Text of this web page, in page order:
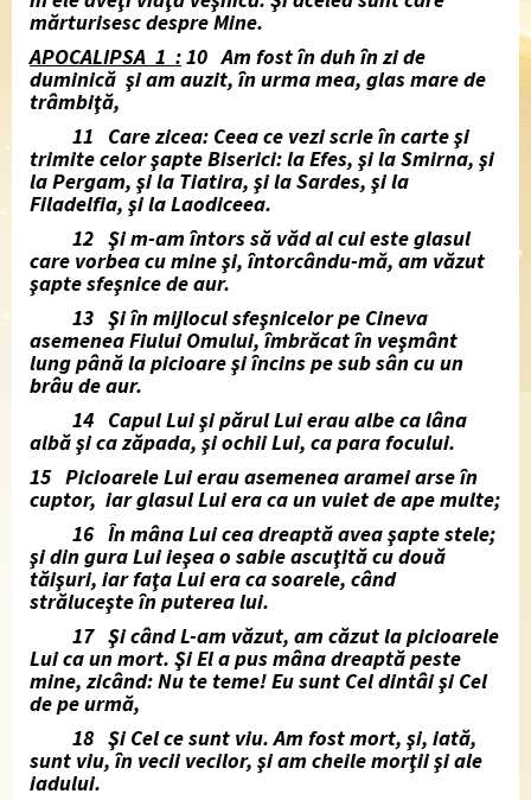
mărturisesc despre Mine.
APOCALIPSA 1 :10 Am fost în duh în zi de
duminică şi am auzit, în urma mea, glas mare de
trâmbiţă,
11 Care zicea: Ceea ce vezi scrie în carte şi
trimite celor şapte Biserici: la Efes, şi la Smirna, şi
la Pergam, şi la Tiatira, şi la Sardes, şi la
Filadelfia, şi la Laodiceea.
12 Şi m-am întors să văd al cui este glasul
care vorbea cu mine şi, întorcându-mă, am văzut
şapte sfeşnice de aur.
13 Şi în mijlocul sfeşnicelor pe Cineva
asemenea Fiului Omului, îmbrăcat în veşmânt
lung până la picioare şi încins pe sub sân cu un
brâu de aur.
14 Capul Lui şi părul Lui erau albe ca lâna
albă şi ca zăpada, şi ochii Lui, ca para focului.
15 Picioarele Lui erau asemenea aramei arse în
cuptor, iar glasul Lui era ca un vuiet de ape multe;
16 În mâna Lui cea dreaptă avea şapte stele;
şi din gura Lui ieşea o sabie ascuţită cu două
tăişuri, iar faţa Lui era ca soarele, când
străluceşte în puterea lui.
17 Şi când L-am văzut, am căzut la picioarele
Lui ca un mort. Şi El a pus mâna dreaptă peste
mine, zicând: Nu te teme! Eu sunt Cel dintâi şi Cel
de pe urmă,
18 Şi Cel ce sunt viu. Am fost mort, şi, iată,
sunt viu, în vecii vecilor, şi am cheile morţii şi ale
iadului.